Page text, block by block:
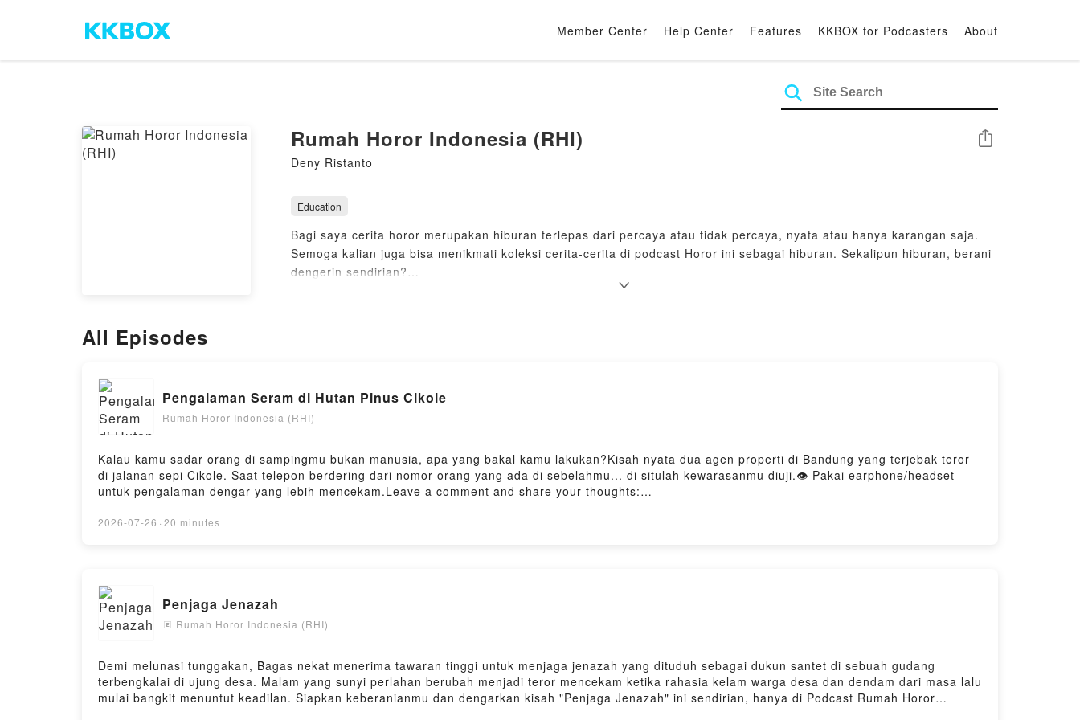
Member Center Help Center Features KKBOX for Podcasters About
Rumah Horor Indonesia (RHI)
Deny Ristanto
Share
Education
Bagi saya cerita horor merupakan hiburan terlepas dari percaya atau tidak percaya, nyata atau hanya karangan saja.
Semoga kalian juga bisa menikmati koleksi cerita-cerita di podcast Horor ini sebagai hiburan. Sekalipun hiburan, berani
dengerin sendirian?
Powered by Firstory Hosting
All Episodes
Pengalaman Seram di Hutan Pinus Cikole
Rumah Horor Indonesia (RHI)
Kalau kamu sadar orang di sampingmu bukan manusia, apa yang bakal kamu lakukan?Kisah nyata dua agen properti di Bandung yang terjebak teror
di jalanan sepi Cikole. Saat telepon berdering dari nomor orang yang ada di sebelahmu... di situlah kewarasanmu diuji.👁️ Pakai earphone/headset
untuk pengalaman dengar yang lebih mencekam.Leave a comment and share your thoughts:
subscribe / follow / like kita di YT juga ya @rumahhororindonesia .... thanksDengerin juga podcast ini di Spotify, Noice, Firstory, dlltraktir kopi buat RHI
2026-07-26 · 20 minutes
Penjaga Jenazah
🄴 Rumah Horor Indonesia (RHI)
Demi melunasi tunggakan, Bagas nekat menerima tawaran tinggi untuk menjaga jenazah yang dituduh sebagai dukun santet di sebuah gudang
terbengkalai di ujung desa. Malam yang sunyi perlahan berubah menjadi teror mencekam ketika rahasia kelam warga desa dan dendam dari masa lalu
mulai bangkit menuntut keadilan. Siapkan keberanianmu dan dengarkan kisah "Penjaga Jenazah" ini sendirian, hanya di Podcast Rumah Horor